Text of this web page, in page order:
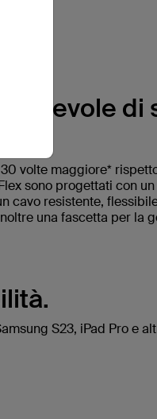
durevole di
volte maggiore*
sono progettati con
cavo resistente,
una fascetta per la
S23, iPad Pro e